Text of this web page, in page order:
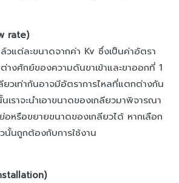
rate)
วแต่ละขนาดจากค่า Kv ซึ่งเป็นค่าอัตรา
างศักย์ของความดันขาเข้าและขาออกที่ 1
วเท่ากันอาจมีอัตราการไหลที่แตกต่างกัน
เราจะนำเอาขนาดของเกลียวมาพิจารณา
อหรือขยายขนาดของเกลียวได้ หากเลือก
นั้นถูกต้องกับการใช้งาน